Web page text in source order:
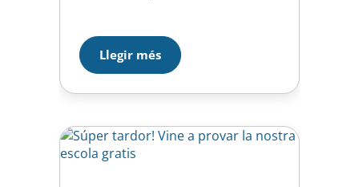
secció de documentació hi
podeu trobar els horaris que
tenim previstos. Aquests horaris
estan subjectes a alguna
nostra…
Llegir més